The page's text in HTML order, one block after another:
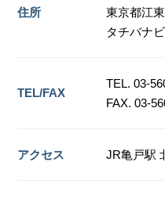
住所
東京都江
タチバナ
TEL/FAX
TEL. 03-
FAX. 03-
アクセス JR亀戸駅